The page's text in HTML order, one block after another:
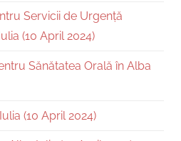
Servicii de Urgență
(10 April 2024)
Sănătatea Orală în Alba
(10 April 2024)